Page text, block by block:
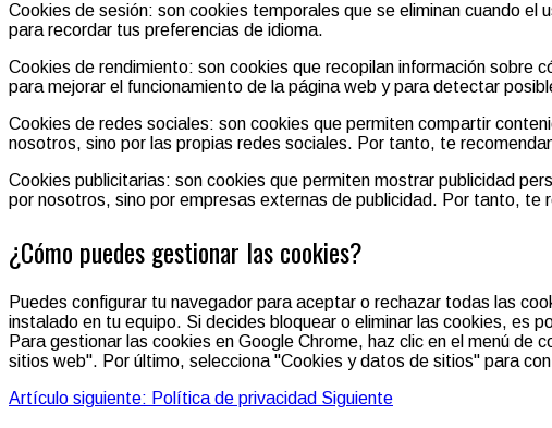
Cookies de sesión: son cookies temporales que se eliminan cuando
para recordar tus preferencias de idioma.
Cookies de rendimiento: son cookies que recopilan información sobre
para mejorar el funcionamiento de la página web y para detectar
Cookies de redes sociales: son cookies que permiten compartir
nosotros, sino por las propias redes sociales. Por tanto, te
Cookies publicitarias: son cookies que permiten mostrar publicidad
por nosotros, sino por empresas externas de publicidad. Por tanto,
¿Cómo puedes gestionar las cookies?
Puedes configurar tu navegador para aceptar o rechazar todas las
instalado en tu equipo. Si decides bloquear o eliminar las cookies, es
Para gestionar las cookies en Google Chrome, haz clic en el menú de
sitios web". Por último, selecciona "Cookies y datos de sitios" para
Artículo siguiente: Política de privacidad Siguiente